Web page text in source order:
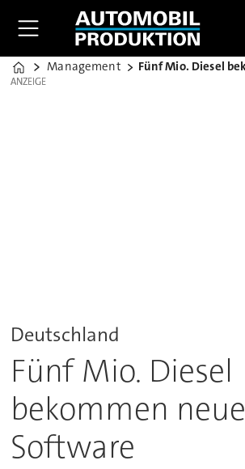
Home
Management
ANZEIGE
ANZEIGE
Deutschland
Fünf Mio. Diesel
bekommen neue
Software